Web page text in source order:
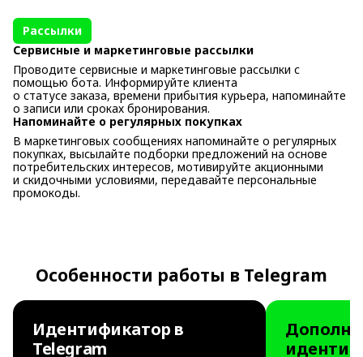
Рассылки
Cервисные и маркетинговые рассылки
Проводите сервисные и маркетинговые рассылки с
помощью бота. Информируйте клиента
о статусе заказа, времени прибытия курьера, напоминайте
о записи или сроках бронирования.
Напоминайте о регулярных покупках
В маркетинговых сообщениях напоминайте о регулярных
покупках, высылайте подборки предложений на основе
потребительских интересов, мотивируйте акционными
и скидочными условиями, передавайте персональные
промокоды.
Особенности работы в Telegram
Идентификатор в
Telegram